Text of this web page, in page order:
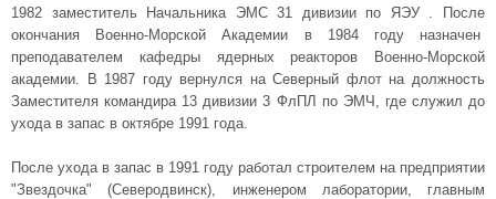
1982 заместитель Начальника ЭМС 31 дивизии по ЯЭУ . После
окончания Военно-Морской Академии в 1984 году назначен
преподавателем кафедры ядерных реакторов Военно-Морской
академии. В 1987 году вернулся на Северный флот на должность
Заместителя командира 13 дивизии 3 ФлПЛ по ЭМЧ, где служил до
ухода в запас в октябре 1991 года.
После ухода в запас в 1991 году работал строителем на предприятии
"Звездочка" (Северодвинск), инженером лаборатории, главным